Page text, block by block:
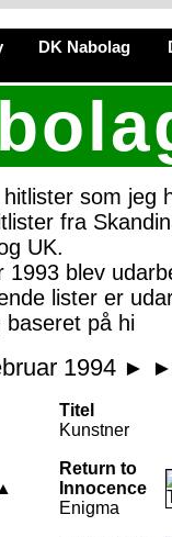
DK Nabolag
som jeg
fra
UK.
1993 blev
lister er
baseret på hi
1994 ►
Titel
Kunstner
▲
Return to
Innocence
Enigma